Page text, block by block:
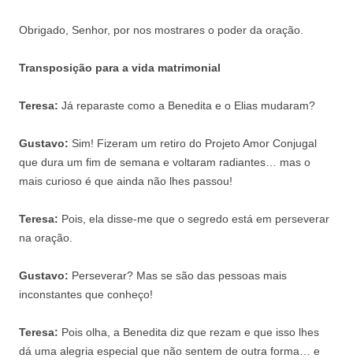
Obrigado, Senhor, por nos mostrares o poder da oração.
Transposição para a vida matrimonial
Teresa: Já reparaste como a Benedita e o Elias mudaram?
Gustavo: Sim! Fizeram um retiro do Projeto Amor Conjugal
que dura um fim de semana e voltaram radiantes… mas o
mais curioso é que ainda não lhes passou!
Teresa: Pois, ela disse-me que o segredo está em perseverar
na oração.
Gustavo: Perseverar? Mas se são das pessoas mais
inconstantes que conheço!
Teresa: Pois olha, a Benedita diz que rezam e que isso lhes
dá uma alegria especial que não sentem de outra forma… e